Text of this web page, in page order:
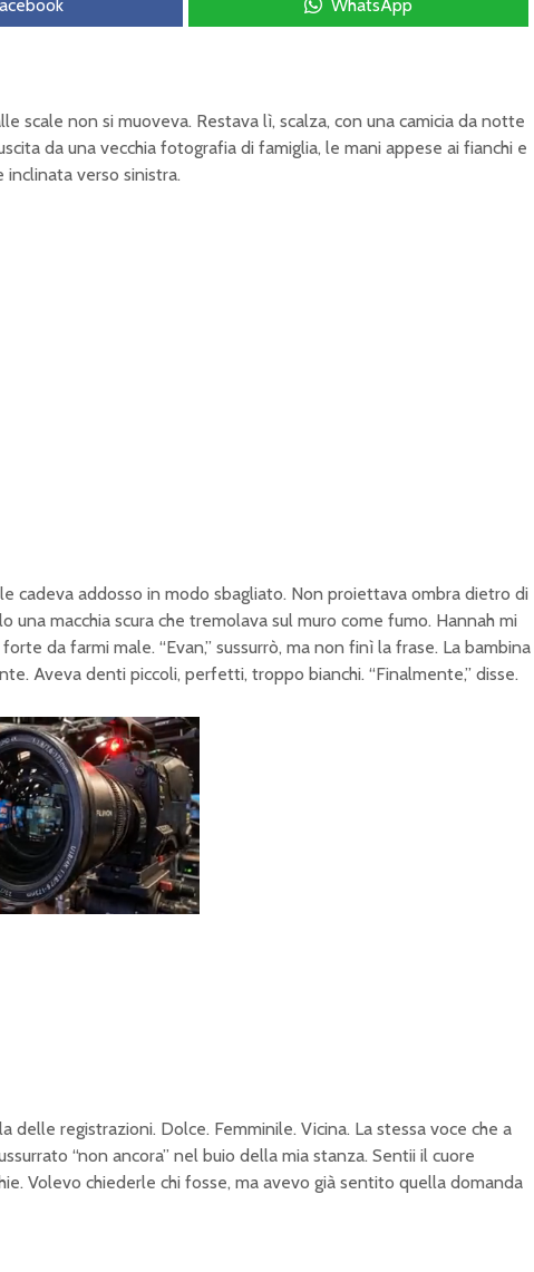
WhatsApp
scale non si muoveva. Restava lì, scalza, con una camicia da notte
da una vecchia fotografia di famiglia, le mani appese ai fianchi e
verso sinistra.
cadeva addosso in modo sbagliato. Non proiettava ombra dietro di
una macchia scura che tremolava sul muro come fumo. Hannah mi
da farmi male. “Evan,” sussurrò, ma non finì la frase. La bambina
Aveva denti piccoli, perfetti, troppo bianchi. “Finalmente,” disse.
delle registrazioni. Dolce. Femminile. Vicina. La stessa voce che a
“non ancora” nel buio della mia stanza. Sentii il cuore
Volevo chiederle chi fosse, ma avevo già sentito quella domanda